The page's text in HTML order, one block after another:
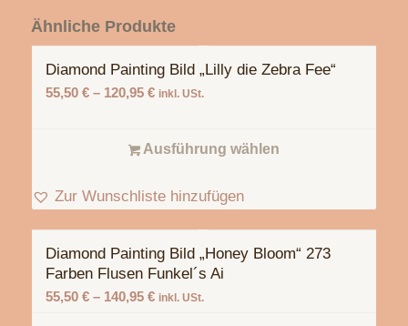
Ähnliche Produkte
Diamond Painting Bild „Lilly die Zebra Fee“
55,50 €– 120,95 € inkl. USt.
Ausführung wählen
Zur Wunschliste hinzufügen
Diamond Painting Bild „Honey Bloom“ 273
Farben Flusen Funkel´s Ai
55,50 €– 140,95 € inkl. USt.